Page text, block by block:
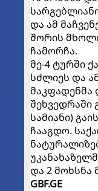
და ამ
შორის
ჩამორჩა.
მე-4 ტურში
სძლიეს და
მაკფადენმა
შეხვედრაში
სამიანი)
ჩააგდო.
და 2 მოხსნა
GBF.GE